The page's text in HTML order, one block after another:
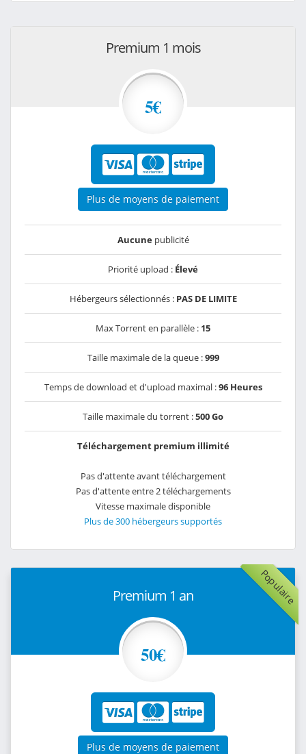
Premium 1 mois
5€
Plus de moyens de paiement
Aucunepublicité
Priorité upload : Élevé
Hébergeurs sélectionnés : PAS DE LIMITE
Max Torrent en parallèle : 15
Taille maximale de la queue :999
Temps de download et d'upload maximal :96 Heures
Taille maximale du torrent :500 Go
Téléchargement premium illimité
Pas d'attente avant téléchargement
Pas d'attente entre 2 téléchargements
Vitesse maximale disponible
Plus de 300 hébergeurs supportés
Populaire
Premium 1 an
50€
Plus de moyens de paiement